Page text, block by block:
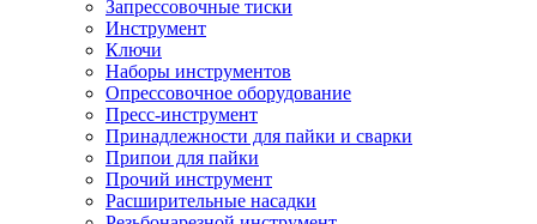
Запрессовочные тиски
Инструмент
Ключи
Наборы инструментов
Опрессовочное оборудование
Пресс-инструмент
Принадлежности для пайки и сварки
Припои для пайки
Прочий инструмент
Расширительные насадки